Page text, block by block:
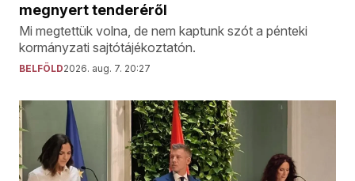
megnyert tenderéről
Mi megtettük volna, de nem kaptunk szót a pénteki
kormányzati sajtótájékoztatón.
BELFÖLD2026. aug. 7. 20:27